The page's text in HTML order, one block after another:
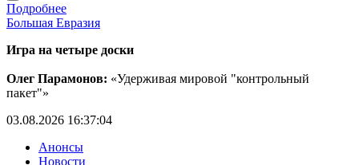
Подробнее
Большая Евразия
Игра на четыре доски
Олег Парамонов: «Удерживая мировой "контрольный
пакет"»
03.08.2026 16:37:04
Анонсы
Новости